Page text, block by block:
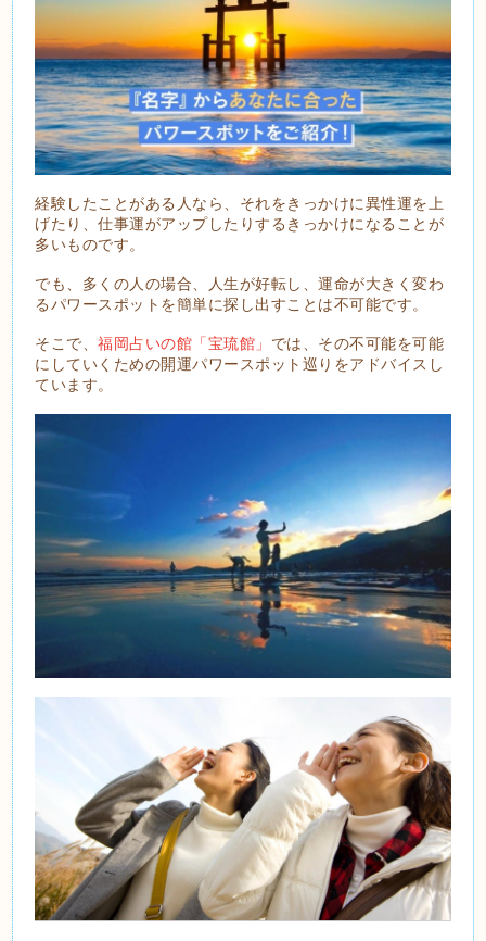
経験したことがある人なら、それをきっかけに異性運を上
げたり、仕事運がアップしたりするきっかけになることが
多いものです。
でも、多くの人の場合、人生が好転し、運命が大きく変わ
るパワースポットを簡単に探し出すことは不可能です。
そこで、福岡占いの館「宝琉館」 では、その不可能を可能
にしていくための開運パワースポット巡りをアドバイスし
ています。